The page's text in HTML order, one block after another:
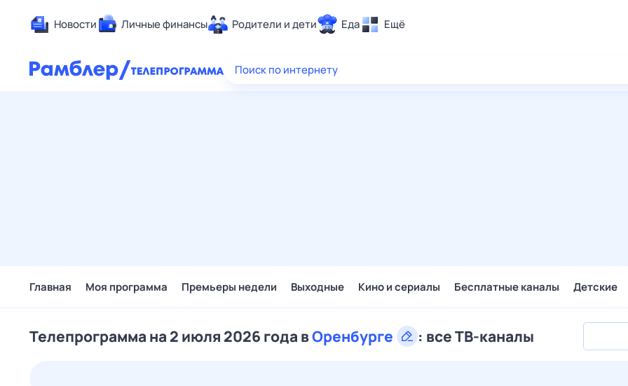
Новости Личные финансы Родители и дети Еда Ещё
Здоровье
Поиск по интернету
Главная Моя программа Премьеры недели Выходные Кино и сериалы Бесплатные каналы Детские
Телепрограмма на 2 июля 2026 года вОренбурге : все ТВ-каналы